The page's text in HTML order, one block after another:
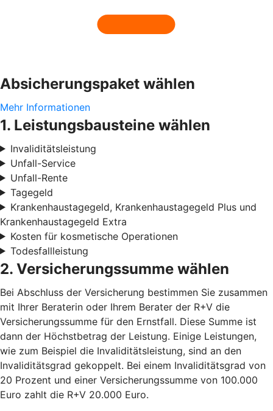
Absicherungspaket wählen
Mehr Informationen
1. Leistungsbausteine wählen
Invaliditätsleistung
Unfall-Service
Unfall-Rente
Tagegeld
Krankenhaustagegeld, Krankenhaustagegeld Plus und
Krankenhaustagegeld Extra
Kosten für kosmetische Operationen
Todesfallleistung
2. Versicherungssumme wählen
Bei Abschluss der Versicherung bestimmen Sie zusammen
mit Ihrer Beraterin oder Ihrem Berater der R+V die
Versicherungssumme für den Ernstfall. Diese Summe ist
dann der Höchstbetrag der Leistung. Einige Leistungen,
wie zum Beispiel die Invaliditätsleistung, sind an den
Invaliditätsgrad gekoppelt. Bei einem Invaliditätsgrad von
20 Prozent und einer Versicherungssumme von 100.000
Euro zahlt die R+V 20.000 Euro.